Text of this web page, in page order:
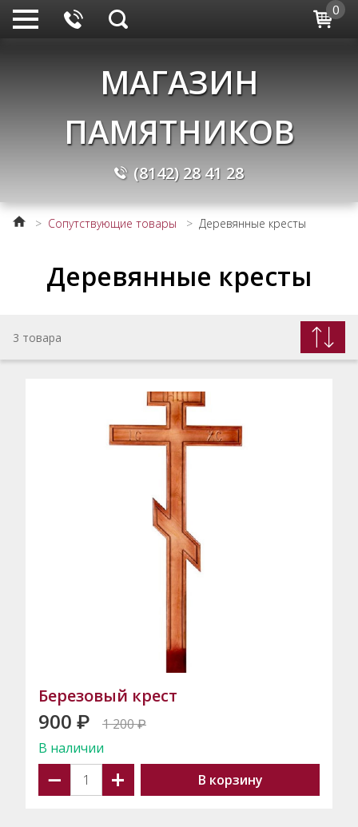
0
МАГАЗИН
ПАМЯТНИКОВ
(8142) 28 41 28
> Сопутствующие товары > Деревянные кресты
Деревянные кресты
3 товара
Березовый крест
900 ₽ 1 200 ₽
В наличии
− + В корзину